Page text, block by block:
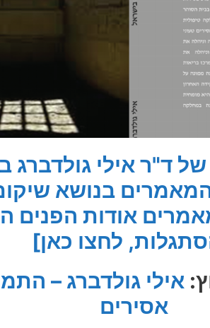
ד"ר אילי גולדברג
בנושא
אודות הפנים
לחצו כאן]
אילי גולדברג –
אסירים